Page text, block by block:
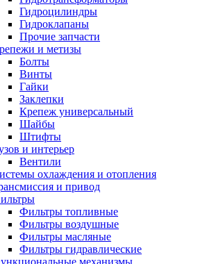
Гидроцилиндры
Гидроклапаны
Прочие запчасти
и метизы
Болты
Винты
Гайки
Заклепки
Крепеж универсальный
Шайбы
Штифты
и интерьер
Вентили
охлаждения и отопления
и привод
Фильтры топливные
Фильтры воздушные
Фильтры масляные
Фильтры гидравлические
механизмы